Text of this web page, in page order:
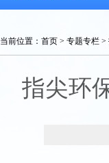
当前位置： 首页 > 专题专栏 >
指尖环